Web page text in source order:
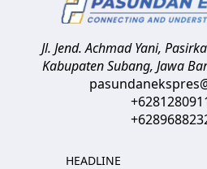
Jl. Jend. Achmad Yani,
Kabupaten Subang, Jawa
HEADLINE